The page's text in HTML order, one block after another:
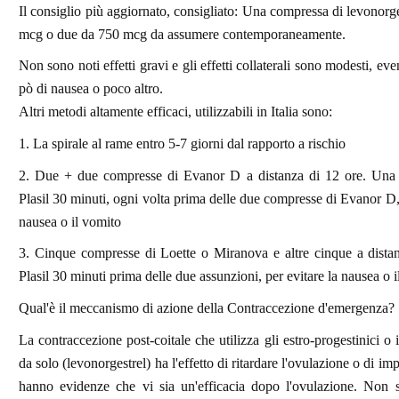
Il consiglio più aggiornato, consigliato: Una compressa di
mcg o due da 750 mcg da assumere contemporaneamente.
Non sono noti effetti gravi e gli effetti collaterali sono modesti,
pò di nausea o poco altro.
Altri metodi altamente efficaci, utilizzabili in Italia sono:
1. La spirale al rame entro 5-7 giorni dal rapporto a rischio
2. Due + due compresse di Evanor D a distanza di 12 ore. Una
Plasil 30 minuti, ogni volta prima delle due compresse di Evanor
nausea o il vomito
3. Cinque compresse di Loette o Miranova e altre cinque a
Plasil 30 minuti prima delle due assunzioni, per evitare la nausea o
Qual'è il meccanismo di azione della Contraccezione d'emergenza?
La contraccezione post-coitale che utilizza gli estro-progestinici o
da solo (levonorgestrel) ha l'effetto di ritardare l'ovulazione o di
hanno evidenze che vi sia un'efficacia dopo l'ovulazione. Non